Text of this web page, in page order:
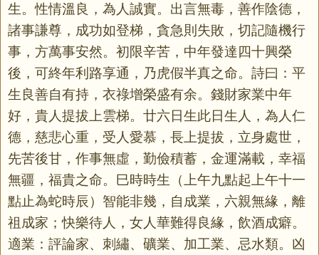
生。性情溫良，為人誠實。出言無毒，善作陰德，
諸事謙尊，成功如登梯，貪急則失敗，切記隨機行
事，方萬事安然。初限辛苦，中年發達四十興榮
後，可終年利路享通，乃虎假半真之命。詩曰：平
生良善自有持，衣祿增榮盛有余。錢財家業中年
好，貴人提拔上雲梯。廿六日生此日生人，為人仁
德，慈悲心重，受人愛慕，長上提拔，立身處世，
先苦後甘，作事無虛，勤儉積蓄，金運滿載，幸福
無疆，福貴之命。巳時時生（上午九點起上午十一
點止為蛇時辰 ）智能非幾，自成業，六親無緣，離
祖成家；快樂待人，女人華難得良緣，飲酒成癖。
適業：評論家、刺繡、礦業、加工業、忌水類。凶